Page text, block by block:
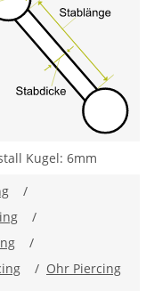
Kugel: 6mm
/
/
/
/ Ohr Piercing